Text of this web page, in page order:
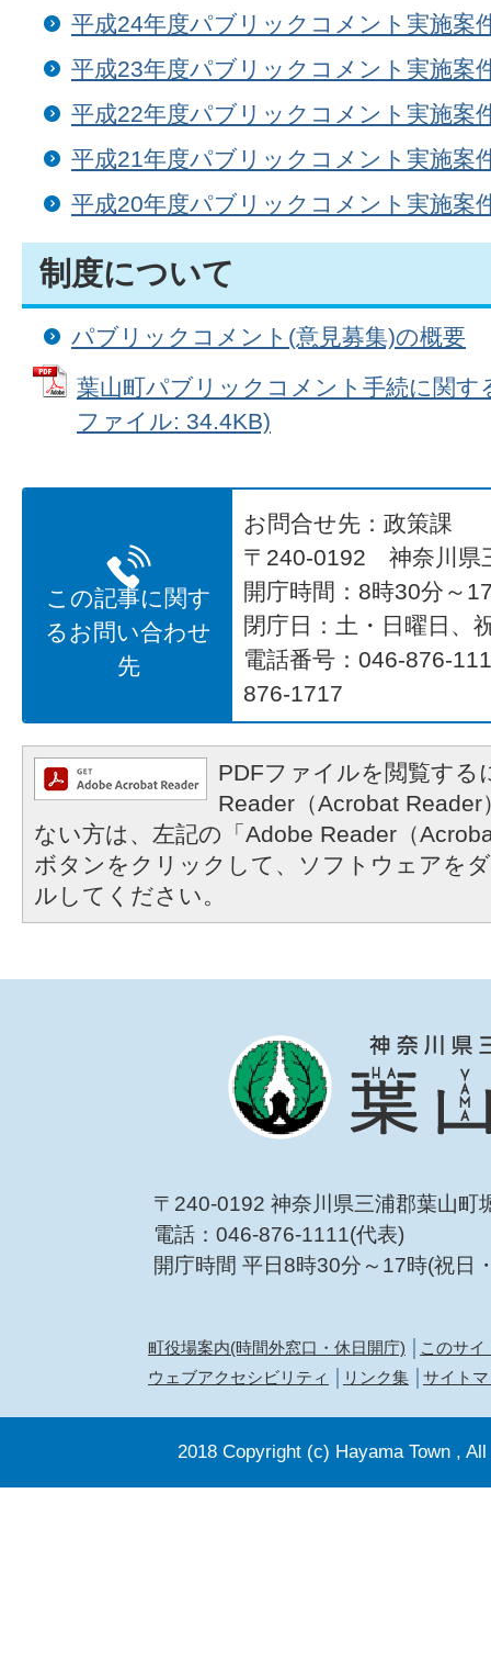
平成24年度パブリックコメント実施案
平成23年度パブリックコメント実施案
平成22年度パブリックコメント実施案
平成21年度パブリックコメント実施案
平成20年度パブリックコメント実施案
制度について
パブリックコメント(意見募集)の概要
葉山町パブリックコメント手続に関す
ファイル: 34.4KB)
この記事に関す
るお問い合わせ
先
お問合せ先：政策課
〒240-0192 神奈川県
開庁時間：8時30分～
閉庁日：土・日曜日、
電話番号：046-876-
876-1717
PDFファイルを閲覧する
Reader（Acrobat
ない方は、左記の「Adobe Reader（
ボタンをクリックして、ソフトウェアを
ルしてください。
〒240-0192 神奈川県三浦郡葉山町
電話：046-876-1111(代表)
開庁時間 平日8時30分～17時(祝日
町役場案内(時間外窓口・休日開庁)
このサイ
ウェブアクセシビリティ
リンク集 サイト
2018 Copyright (c) Hayama Town ,